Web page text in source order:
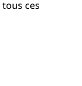
ces